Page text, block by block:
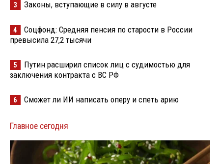
3 Законы, вступающие в силу в августе
4
Соцфонд: Средняя пенсия по старости в России
превысила 27,2 тысячи
5
Путин расширил список лиц с судимостью для
заключения контракта с ВС РФ
6 Сможет ли ИИ написать оперу и спеть арию
Главное сегодня